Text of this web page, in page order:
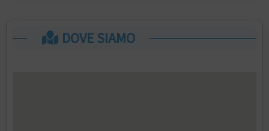
DOVE SIAMO